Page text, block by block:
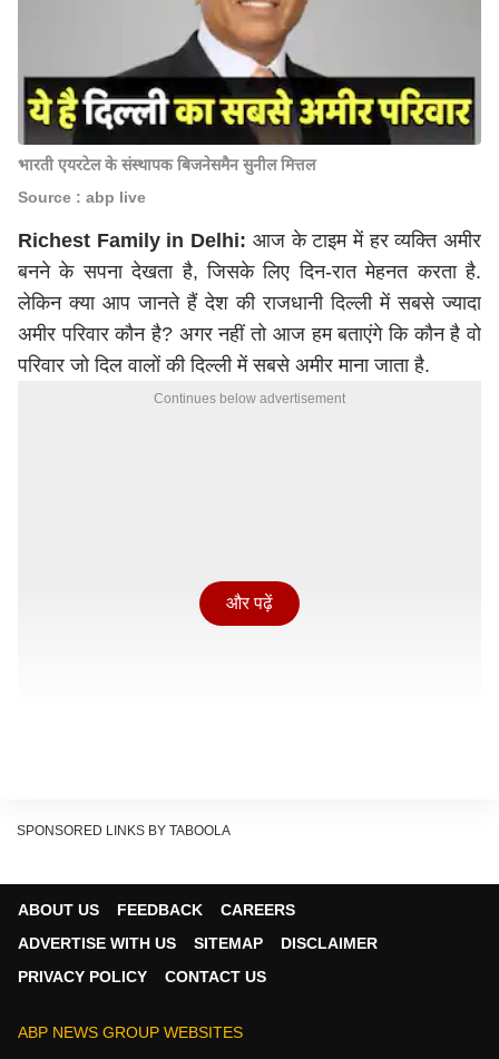
भारती एयरटेल के संस्थापक बिजनेसमैन सुनील मित्तल
Source : abp live
Richest Family in Delhi: आज के टाइम में हर व्यक्ति अमीर
बनने के सपना देखता है, जिसके लिए दिन-रात मेहनत करता है.
लेकिन क्या आप जानते हैं देश की राजधानी दिल्ली में सबसे ज्यादा
अमीर परिवार कौन है? अगर नहीं तो आज हम बताएंगे कि कौन है वो
परिवार जो दिल वालों की दिल्ली में सबसे अमीर माना जाता है.
Continues below advertisement
घरानों में शामिल करती है. अगर इनके बिजनेस की बात करें तो
और पढ़ें
SPONSORED LINKS BY TABOOLA
ABOUT US FEEDBACK
CAREERS
ADVERTISE WITH US
SITEMAP
DISCLAIMER
PRIVACY POLICY
CONTACT US
ABP NEWS GROUP WEBSITES